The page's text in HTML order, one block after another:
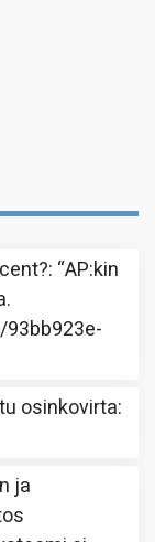
: “AP:kin
osinkovirta:
ja